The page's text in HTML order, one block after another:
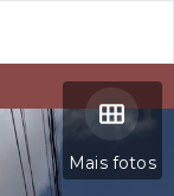
Mais fotos